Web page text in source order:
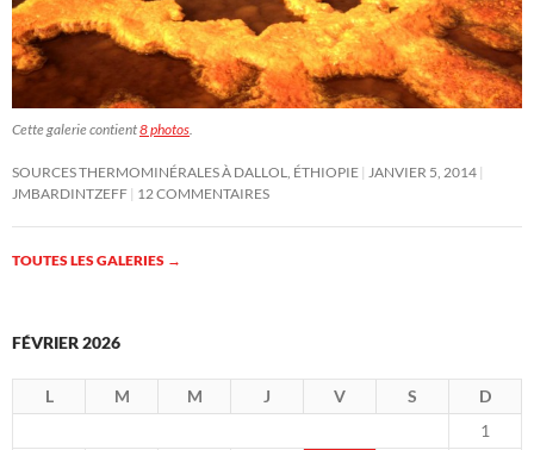
Cette galerie contient8 photos.
SOURCES THERMOMINÉRALES À DALLOL, ÉTHIOPIE JANVIER 5, 2014
JMBARDINTZEFF 12 COMMENTAIRES
TOUTES LES GALERIES →
FÉVRIER 2026
L M M J V S
D
1